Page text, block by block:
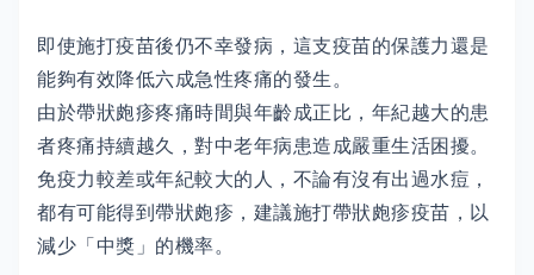
即使施打疫苗後仍不幸發病，這支疫苗的保護力還是
能夠有效降低六成急性疼痛的發生。
由於帶狀皰疹疼痛時間與年齡成正比，年紀越大的患
者疼痛持續越久，對中老年病患造成嚴重生活困擾。
免疫力較差或年紀較大的人，不論有沒有出過水痘，
都有可能得到帶狀皰疹，建議施打帶狀皰疹疫苗，以
減少「中獎」的機率。